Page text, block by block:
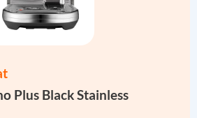
Plus Black Stainless